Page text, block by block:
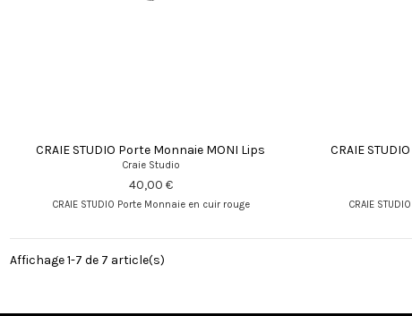
CRAIE STUDIO Porte Monnaie MONI Lips
Craie Studio
40,00 €
CRAIE STUDIO Porte Monnaie en cuir rouge
CRAIE
CRAIE
Affichage 1-7 de 7 article(s)